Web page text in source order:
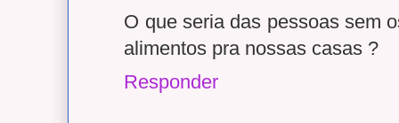
O que seria das pessoas sem
alimentos pra nossas casas ?
Responder